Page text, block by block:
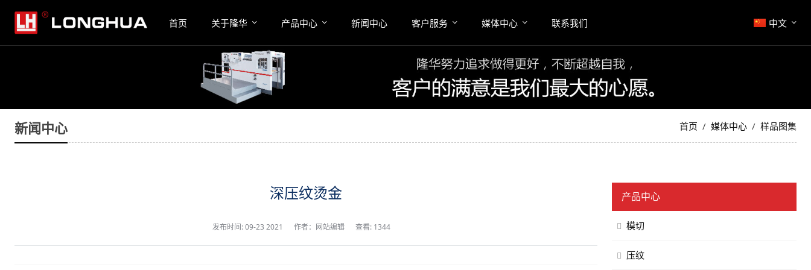
首页 关于隆华 产品中心 新闻中心 客户服务 媒体中心 联系我们 中文
新闻中心 首页 媒体中心 样品图集
深压纹烫金
发布时间:09-23 2021 作者：网站编辑 查看: 1344
产品中心
模切
压纹